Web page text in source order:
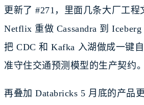
更新了 #271，里面几条大厂工程
Netflix 重做 Cassandra 到
把 CDC 和 Kafka 入湖做成一键
准守住交通预测模型的生产契约。
再叠加 Databricks 5 月底的产品